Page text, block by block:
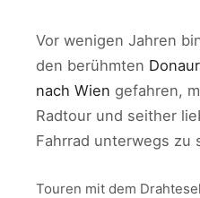
Vor wenigen Jahren
den berühmten
nach Wien gefahren,
Radtour und seither
Fahrrad unterwegs zu
Touren mit dem